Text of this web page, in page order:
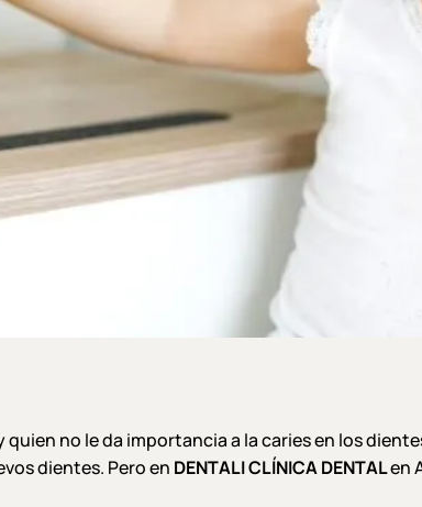
quien no le da importancia a la caries en los
dientes. Pero en DENTALI CLÍNICA DENTALen